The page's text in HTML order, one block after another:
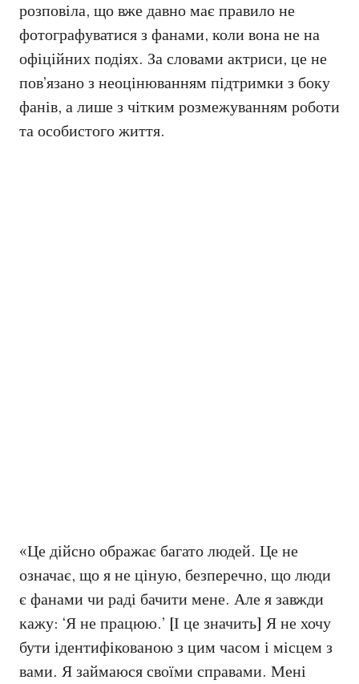
розповіла, що вже давно має правило не
фотографуватися з фанами, коли вона не на
офіційних подіях. За словами актриси, це не
пов’язано з неоцінюванням підтримки з боку
фанів, а лише з чітким розмежуванням роботи
та особистого життя.
«Це дійсно ображає багато людей. Це не
означає, що я не ціную, безперечно, що люди
є фанами чи раді бачити мене. Але я завжди
кажу: ‘Я не працюю.’ [І це значить] Я не хочу
бути ідентифікованою з цим часом і місцем з
вами. Я займаюся своїми справами. Мені